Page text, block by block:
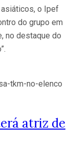
asiáticos, o Ipef
do grupo em
no destaque do
atriz de